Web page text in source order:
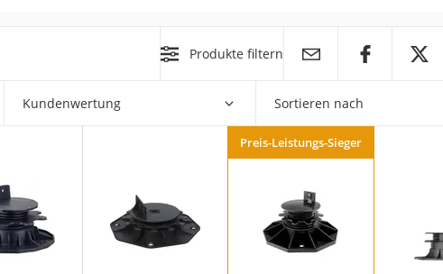
Produkte filtern
Kundenwertung Sortieren nach
Preis-Leistungs-Sieger